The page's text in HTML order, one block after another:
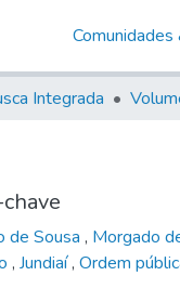
Integrada
de Sousa , Morgado
, Jundiaí, Ordem